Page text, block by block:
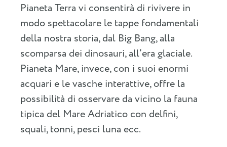
Pianeta Terra vi consentirà di rivivere in
modo spettacolare le tappe fondamentali
della nostra storia, dal Big Bang, alla
scomparsa dei dinosauri, all’era glaciale.
Pianeta Mare, invece, con i suoi enormi
acquari e le vasche interattive, offre la
possibilità di osservare da vicino la fauna
tipica del Mare Adriatico con delfini,
squali, tonni, pesci luna ecc.